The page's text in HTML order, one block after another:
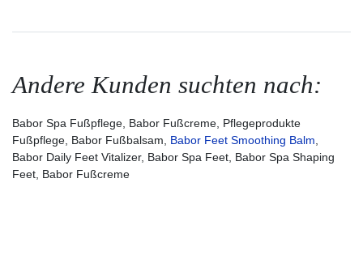
Andere Kunden suchten nach:
Babor Spa Fußpflege, Babor Fußcreme, Pflegeprodukte
Fußpflege, Babor Fußbalsam, Babor Feet Smoothing Balm
Babor Daily Feet Vitalizer, Babor Spa Feet, Babor Spa Shaping
Feet, Babor Fußcreme